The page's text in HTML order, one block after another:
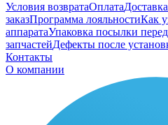
Условия возвратаОплатаДоставка
заказПрограмма лояльностиКак
аппаратаУпаковка посылки
запчастейДефекты после
Контакты
О компании